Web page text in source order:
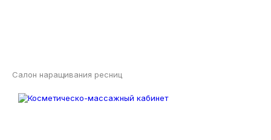
Салон наращивания ресниц